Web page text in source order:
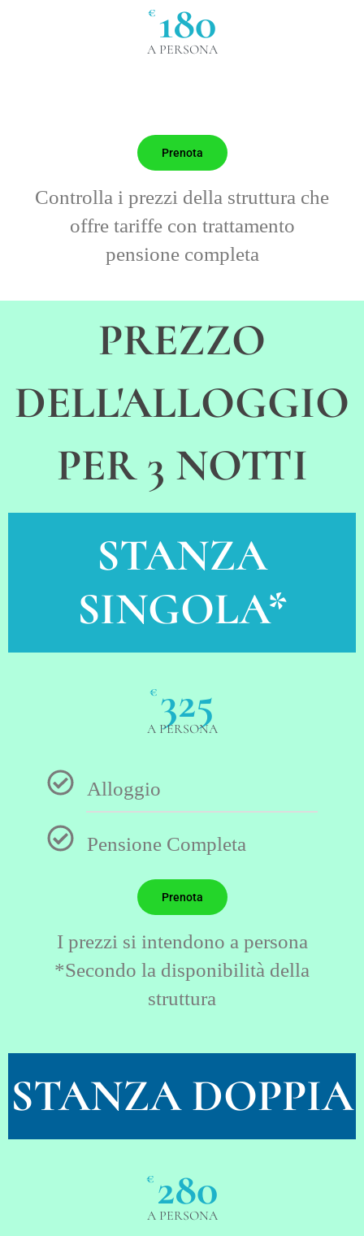
€ 180
A PERSONA
Prenota
Controlla i prezzi della struttura che
offre tariffe con trattamento
pensione completa
PREZZO
DELL'ALLOGGIO
PER 3 NOTTI
STANZA
SINGOLA*
€ 325
A PERSONA
Alloggio
Pensione Completa
Prenota
I prezzi si intendono a persona
*Secondo la disponibilità della
struttura
STANZA DOPPIA
€ 280
A PERSONA